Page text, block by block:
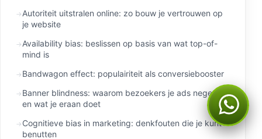
Autoriteit uitstralen online: zo bouw je vertrouwen op
je website
Availability bias: beslissen op basis van wat top-of-
mind is
Bandwagon effect: populairiteit als conversiebooster
Banner blindness: waarom bezoekers je ads negeren
en wat je eraan doet
Cognitieve bias in marketing: denkfouten die je kunt
benutten
Kan ik je ergens mee